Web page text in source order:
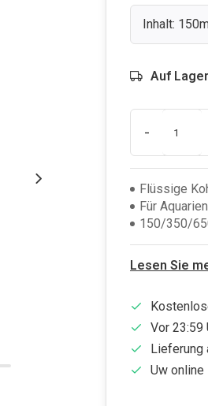
Inhalt:
Auf
-
Flüssige
Für
150/350/
Lesen Sie
Vor 23:59
Lieferung
Uw